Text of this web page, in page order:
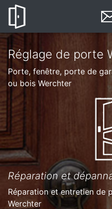
Réglage de porte
Porte, fenêtre, porte de
ou bois Werchter
Réparation et
Réparation et entretien de
Werchter